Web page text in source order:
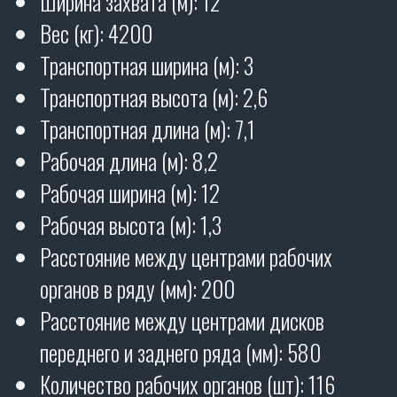
Гарантия 12 месяцев.
ОТЗЫВЫ